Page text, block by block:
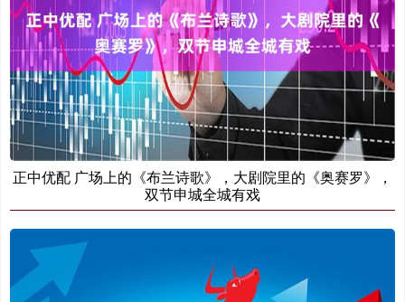
正中优配 广场上的《布兰诗歌》，大剧院里的《奥赛罗》，
双节申城全城有戏